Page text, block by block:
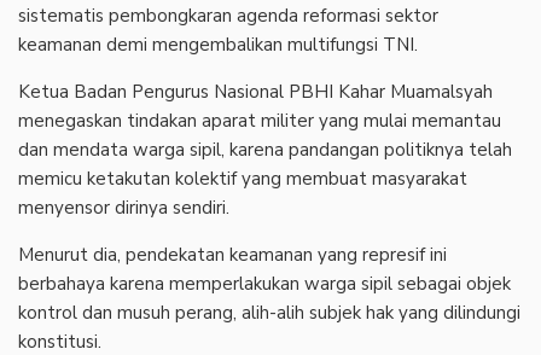
sistematis pembongkaran agenda reformasi sektor
keamanan demi mengembalikan multifungsi TNI.
Ketua Badan Pengurus Nasional PBHI Kahar Muamalsyah
menegaskan tindakan aparat militer yang mulai memantau
dan mendata warga sipil, karena pandangan politiknya telah
memicu ketakutan kolektif yang membuat masyarakat
menyensor dirinya sendiri.
Menurut dia, pendekatan keamanan yang represif ini
berbahaya karena memperlakukan warga sipil sebagai objek
kontrol dan musuh perang, alih-alih subjek hak yang dilindungi
konstitusi.